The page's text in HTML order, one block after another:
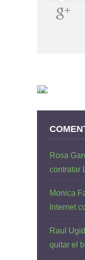
Rosa
contratar
Monica
Internet
Raul
quitar el